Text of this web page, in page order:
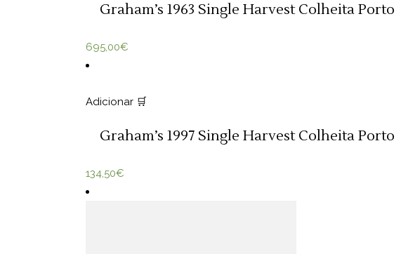
Graham’s 1963 Single Harvest Colheita Porto
695,00€
Adicionar 🛒
Graham’s 1997 Single Harvest Colheita Porto
134,50€